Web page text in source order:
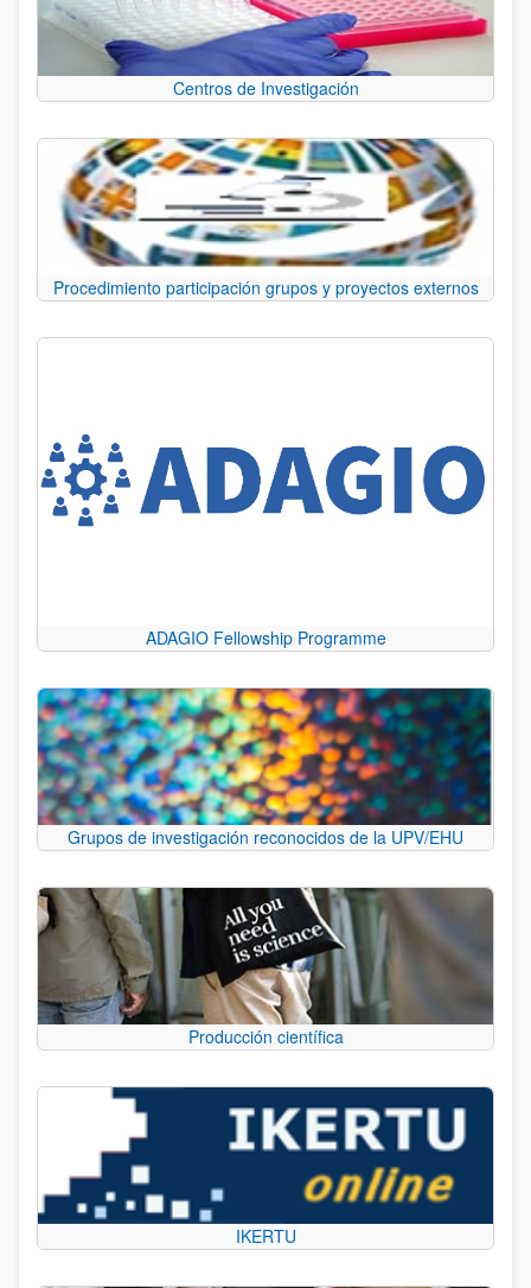
Centros de Investigación
Procedimiento participación grupos y proyectos externos
ADAGIO Fellowship Programme
Grupos de investigación reconocidos de la UPV/EHU
Producción científica
IKERTU